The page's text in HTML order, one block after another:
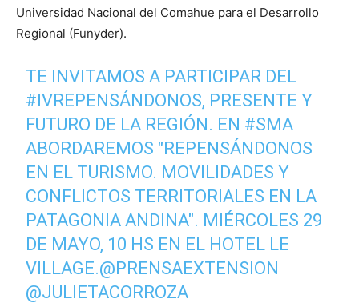
Universidad Nacional del Comahue para el Desarrollo
Regional (Funyder).
TE INVITAMOS A PARTICIPAR DEL
#IVREPENSÁNDONOS, PRESENTE Y
FUTURO DE LA REGIÓN. EN #SMA
ABORDAREMOS "REPENSÁNDONOS
EN EL TURISMO. MOVILIDADES Y
CONFLICTOS TERRITORIALES EN LA
PATAGONIA ANDINA". MIÉRCOLES 29
DE MAYO, 10 HS EN EL HOTEL LE
VILLAGE.@PRENSAEXTENSION
@JULIETACORROZA